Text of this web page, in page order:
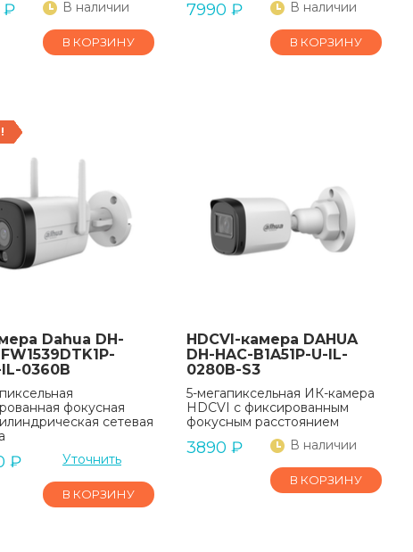
₽ В наличии
В КОРЗИНУ
7990 ₽ В наличии
В КОРЗИНУ
Dahua DH-
0360B
фокусная
сетевая
₽ Уточнить
В КОРЗИНУ
HDCVI-камера DAHUA
DH-HAC-B1A51P-U-IL-
0280B-S3
5-мегапиксельная ИК-камера
HDCVI с фиксированным
фокусным расстоянием
3890 ₽ В наличии
В КОРЗИНУ